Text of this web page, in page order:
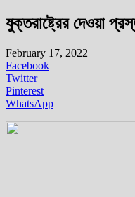
যুক্তরাষ্ট্রের দেওয়া
February 17, 2022
Facebook
Twitter
Pinterest
WhatsApp